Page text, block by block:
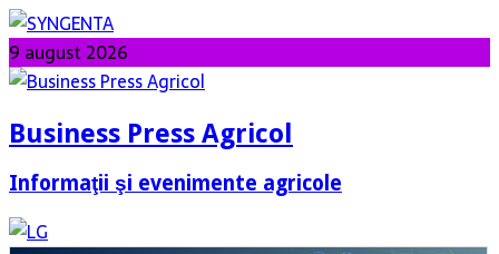
9 august 2026
Business Press Agricol
Informaţii şi evenimente agricole